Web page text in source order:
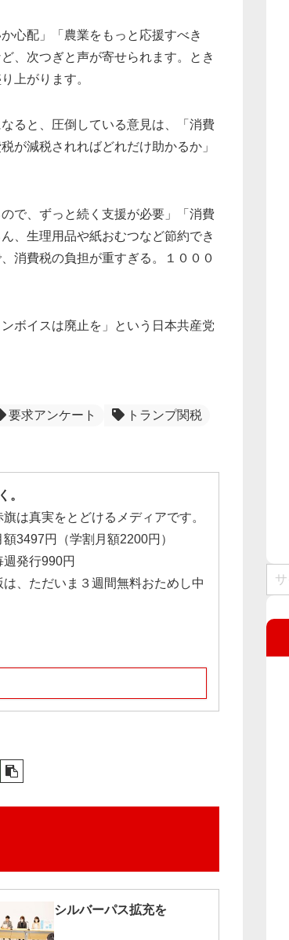
心配」「農業をもっと応援すべき
、次つぎと声が寄せられます。とき
上がります。
ると、圧倒している意見は、「消費
が減税されればどれだけ助かるか」
で、ずっと続く支援が必要」「消費
、生理用品や紙おむつなど節約でき
消費税の負担が重すぎる。１０００
ボイスは廃止を」という日本共産党
要求アンケート
トランプ関税
。
旗は真実をとどけるメディアです。
額3497円（学割月額2200円）
週発行990円
は、ただいま３週間無料おためし中
シルバーパス拡充を